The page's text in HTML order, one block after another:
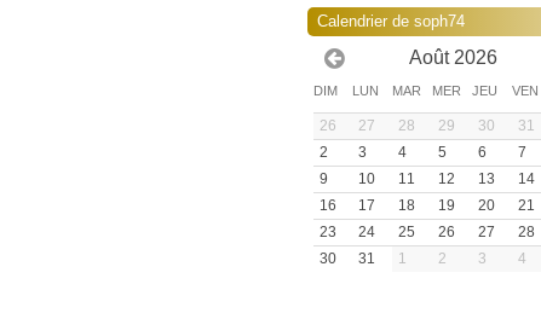
Calendrier de soph74
Août 2026
DIM LUN MAR MER JEU VEN
26 27 28 29 30 31
2
3 4 5 6 7
9
10 11 12 13 14
16
17 18 19 20 21
23
24 25 26 27 28
30
31 1 2 3 4